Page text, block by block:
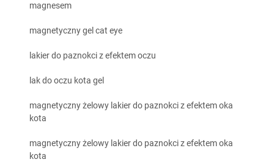
magnesem
magnetyczny gel cat eye
lakier do paznokci z efektem oczu
lak do oczu kota gel
magnetyczny żelowy lakier do paznokci z efektem oka
kota
magnetyczny żelowy lakier do paznokci z efektem oka
kota